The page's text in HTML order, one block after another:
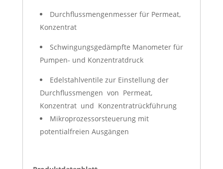
Durchflussmengenmesser für Permeat,
Konzentrat
Schwingungsgedämpfte Manometer für
Pumpen- und Konzentratdruck
Edelstahlventile zur Einstellung der
Durchflussmengen von Permeat,
Konzentrat und Konzentratrückführung
Mikroprozessorsteuerung mit
potentialfreien Ausgängen